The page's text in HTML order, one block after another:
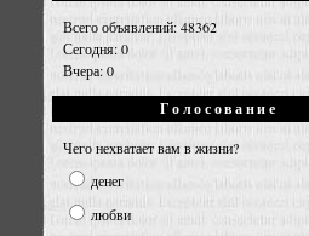
Всего объявлений: 48362
Сегодня: 0
Вчера: 0
Голосование
Чего нехватает вам в жизни?
денег
любви